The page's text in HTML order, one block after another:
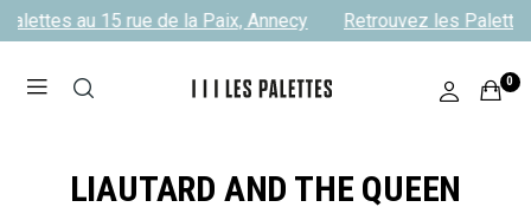
au 15 rue de la Paix, Annecy Retrouvez les
0
LIAUTARD AND THE QUEEN